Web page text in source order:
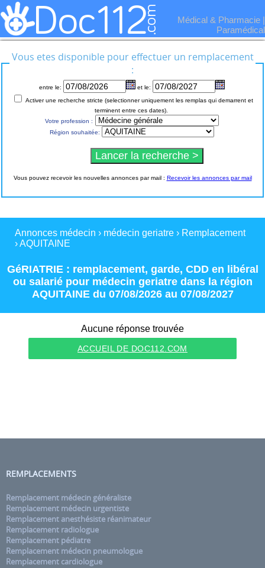
Médical & Pharmacie |
Paramédical
Vous etes disponible pour effectuer un remplacement
:
entre le:
et le:
terminent entre ces dates).
Votre profession :
Région souhaitée:
Vous pouvez recevoir les nouvelles annonces par mail : Recevoir les annonces par mail
Annonces médecin › médecin geriatre › Remplacement
›AQUITAINE
GéRIATRIE : remplacement, garde, CDDen libéral
ou salariépour médecin geriatredans la région
AQUITAINEdu 07/08/2026 au 07/08/2027
Aucune réponse trouvée
ACCUEIL DE DOC112.COM
REMPLACEMENTS
Remplacement médecin généraliste
Remplacement médecin urgentiste
Remplacement anesthésiste réanimateur
Remplacement radiologue
Remplacement pédiatre
Remplacement médecin pneumologue
Remplacement cardiologue